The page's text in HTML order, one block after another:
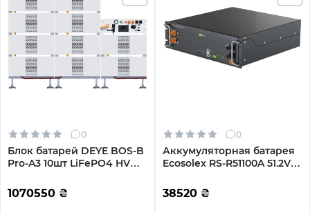
0
Блок батарей DEYE BOS-B
Pro-A3 10шт LiFePO4 HV
(BOS-B-PRO-160kWh)
1070550 ₴
0
Аккумуляторная батарея
Ecosolex RS-R51100A 51.2V
R51100A)
38520 ₴